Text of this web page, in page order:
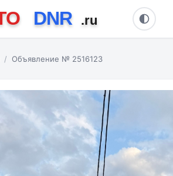
Объявление № 2516123